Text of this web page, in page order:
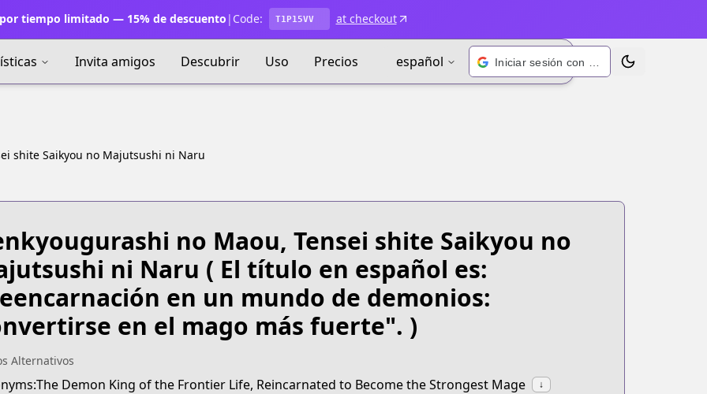
tiempo limitado — 15% de descuento | Code: T1P15VV at checkout
Invita amigos Descubrir Uso Precios español Alternar tema
shite Saikyou no Majutsushi ni Naru
no Maou, Tensei shite Saikyou no
ni Naru ( El título en español es:
en un mundo de demonios:
en el mago más fuerte". )
Alternativos
Demon King of the Frontier Life, Reincarnated to Become the Strongest Mage ↓